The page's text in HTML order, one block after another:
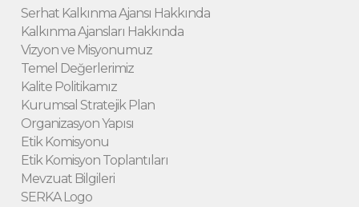
Serhat Kalkınma Ajansı Hakkında
Kalkınma Ajansları Hakkında
Vizyon ve Misyonumuz
Temel Değerlerimiz
Kalite Politikamız
Kurumsal Stratejik Plan
Organizasyon Yapısı
Etik Komisyonu
Etik Komisyon Toplantıları
Mevzuat Bilgileri
SERKA Logo